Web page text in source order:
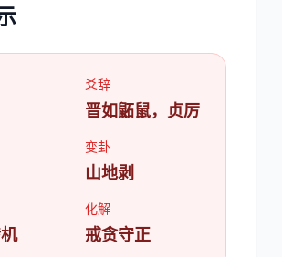
爻辞
晋如鼫鼠，贞厉
变卦
山地剥
化解
戒贪守正